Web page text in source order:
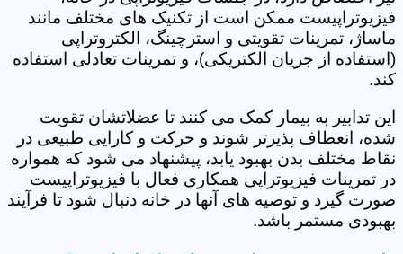
فیزیوتراپیست ممکن است از تکنیک های مختلف مانند
ماساژ، تمرینات تقویتی و استرچینگ، الکتروتراپی
(استفاده از جریان الکتریکی)، و تمرینات تعادلی استفاده
کند.
این تدابیر به بیمار کمک می کنند تا عضلاتشان تقویت
شده، انعطاف پذیرتر شوند و حرکت و کارایی طبیعی در
نقاط مختلف بدن بهبود یابد، پیشنهاد می شود که همواره
در تمرینات فیزیوتراپی همکاری فعال با فیزیوتراپیست
صورت گیرد و توصیه های آنها در خانه دنبال شود تا فرآیند
بهبودی مستمر باشد.